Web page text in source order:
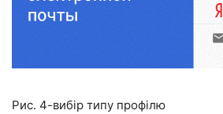
Рис. 4-вибір типу профілю